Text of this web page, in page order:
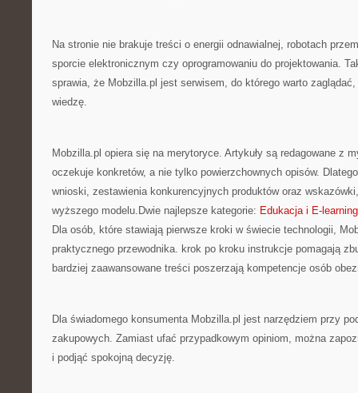
Na stronie nie brakuje treści o energii odnawialnej, robotach
sporcie elektronicznym czy oprogramowaniu do projektowania.
sprawia, że Mobzilla.pl jest serwisem, do którego warto
wiedzę.
Mobzilla.pl opiera się na merytoryce. Artykuły są redagowane z
oczekuje konkretów, a nie tylko powierzchownych opisów.
wnioski, zestawienia konkurencyjnych produktów oraz
wyższego modelu.Dwie najlepsze kategorie: Edukacja i E-learning
Dla osób, które stawiają pierwsze kroki w świecie technologii,
praktycznego przewodnika. krok po kroku instrukcje pomagają
bardziej zaawansowane treści poszerzają kompetencje osób
Dla świadomego konsumenta Mobzilla.pl jest narzędziem przy
zakupowych. Zamiast ufać przypadkowym opiniom, można
i podjąć spokojną decyzję.